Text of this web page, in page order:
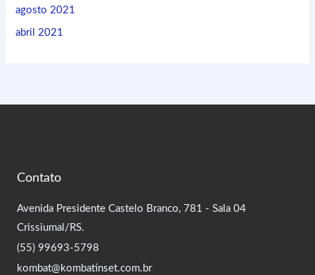
agosto 2021
abril 2021
Contato
Avenida Presidente Castelo Branco, 781 - Sala 04
Crissiumal/RS.
(55) 99693-5798
kombat@kombatinset.com.br